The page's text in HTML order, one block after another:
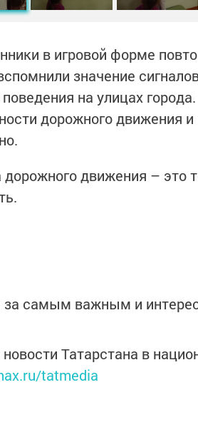
в игровой форме
значение
поведения на улицах
дорожного движения
дорожного движения – это
за самым важным и
новости Татарстана в
tatmedia